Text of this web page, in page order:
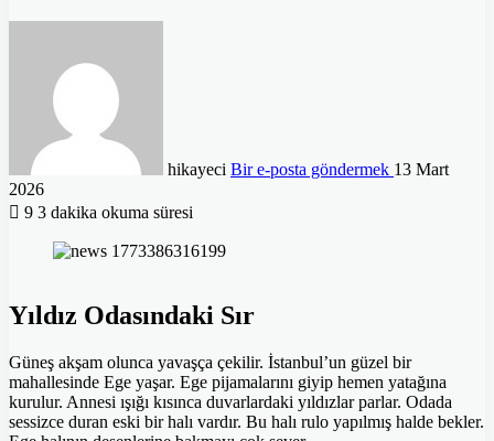
hikayeci Bir e-posta göndermek 13 Mart
2026
9 3 dakika okuma süresi
Yıldız Odasındaki Sır
Güneş akşam olunca yavaşça çekilir. İstanbul’un güzel bir
mahallesinde Ege yaşar. Ege pijamalarını giyip hemen yatağına
kurulur. Annesi ışığı kısınca duvarlardaki yıldızlar parlar. Odada
sessizce duran eski bir halı vardır. Bu halı rulo yapılmış halde bekler.